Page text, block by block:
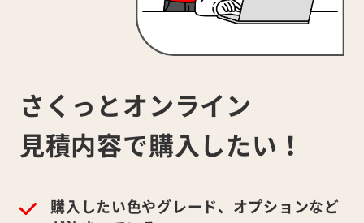
さくっとオンライン
見積内容で購入したい！
購入したい色やグレード、オプションなど